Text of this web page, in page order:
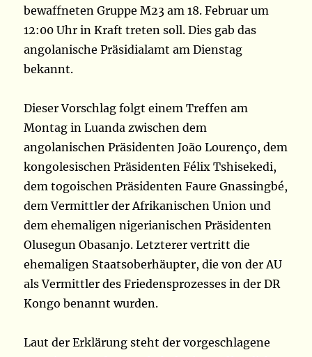
bewaffneten Gruppe M23 am 18. Februar um
12:00 Uhr in Kraft treten soll. Dies gab das
angolanische Präsidialamt am Dienstag
bekannt.
Dieser Vorschlag folgt einem Treffen am
Montag in Luanda zwischen dem
angolanischen Präsidenten João Lourenço, dem
kongolesischen Präsidenten Félix Tshisekedi,
dem togoischen Präsidenten Faure Gnassingbé,
dem Vermittler der Afrikanischen Union und
dem ehemaligen nigerianischen Präsidenten
Olusegun Obasanjo. Letzterer vertritt die
ehemaligen Staatsoberhäupter, die von der AU
als Vermittler des Friedensprozesses in der DR
Kongo benannt wurden.
Laut der Erklärung steht der vorgeschlagene